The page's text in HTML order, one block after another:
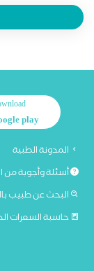
play
المدونة الطبية
أسئلة وأجوبة من
البحث عن طبيب
حاسبة السعرات